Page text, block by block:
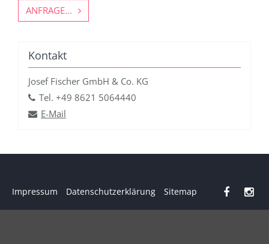
ANFRAGE...
Kontakt
Josef Fischer GmbH & Co. KG
Tel. +49 8621 5064440
E-Mail
Impressum Datenschutzerklärung Sitemap